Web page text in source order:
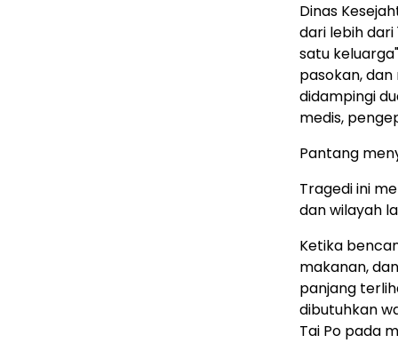
Dinas
dari lebih dari
satu
pasokan,
didampingi
medis,
Pantang
Tragedi ini
dan wilayah
Ketika
makanan,
panjang
dibutuhkan
Tai Po pada